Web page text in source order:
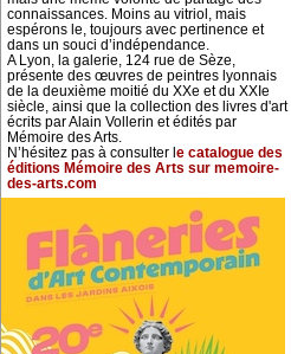
connaissances. Moins au vitriol, mais
espérons le, toujours avec pertinence et
dans un souci d’indépendance.
A Lyon, la galerie, 124 rue de Sèze,
présente des œuvres de peintres lyonnais
de la deuxième moitié du XXe et du XXIe
siècle, ainsi que la collection des livres d'art
écrits par Alain Vollerin et édités par
Mémoire des Arts.
N’hésitez pas à consulter l e catalogue des
éditions Mémoire des Arts sur memoire-
des-arts.com